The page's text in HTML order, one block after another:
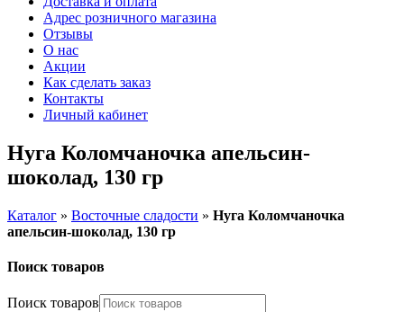
Адрес розничного магазина
Отзывы
О нас
Акции
Как сделать заказ
Контакты
Личный кабинет
Нуга Коломчаночка апельсин-
шоколад, 130 гр
Каталог » Восточные сладости » Нуга Коломчаночка
апельсин-шоколад, 130 гр
Поиск товаров
Поиск товаров